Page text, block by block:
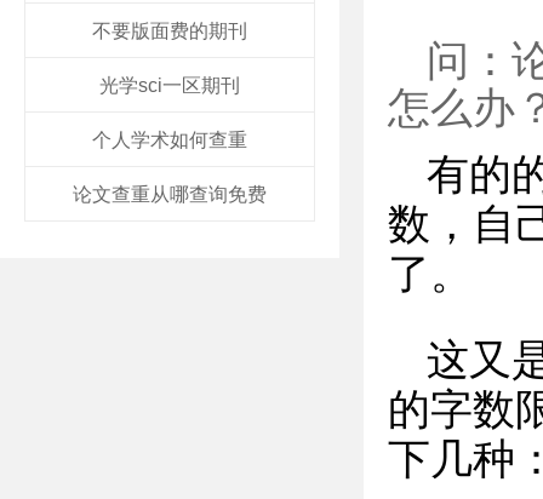
不要版面费的期刊
光学sci一区期刊
个人学术如何查重
论文查重从哪查询免费
问：
怎么办
有的
数，自
了。
这又
的字数
下几种